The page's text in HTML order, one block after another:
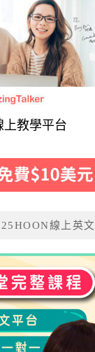
上教學平台
25HOON線上英文